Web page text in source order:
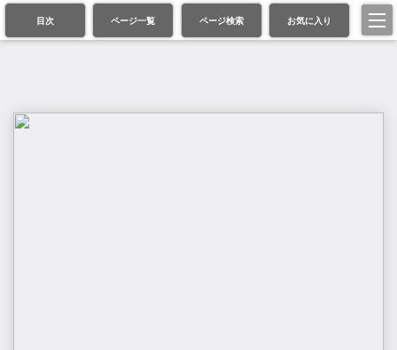
目次 ページ一覧 ページ検索 お気に入り